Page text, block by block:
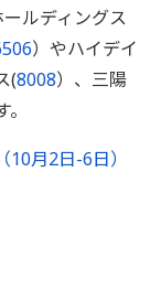
ルディングス
）やハイデイ
(8008）、三陽
月2日-6日）